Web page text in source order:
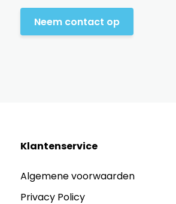
Neem contact op
Klantenservice
Algemene voorwaarden
Privacy Policy